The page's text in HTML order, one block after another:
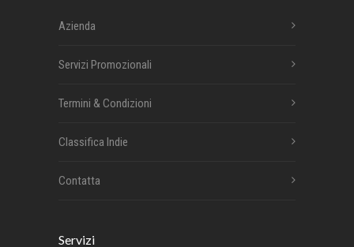
Azienda
Servizi Promozionali
Termini & Condizioni
Classifica Indie
Contatta
Servizi